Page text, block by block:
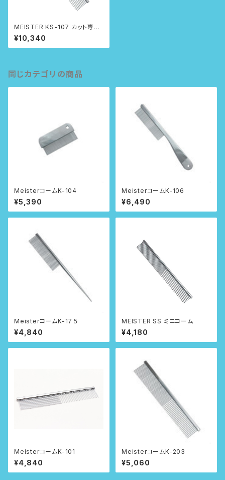
MEISTER KS-107 カット専用
コーム
¥10,340
同じカテゴリの商品
MeisterコームK-104
¥5,390
MeisterコームK-106
¥6,490
MeisterコームK-1７５
¥4,840
MEISTER SS ミニコーム
¥4,180
MeisterコームK-101
¥4,840
MeisterコームK-203
¥5,060